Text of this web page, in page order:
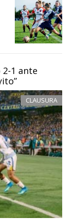
1 ante
CLAUSURA